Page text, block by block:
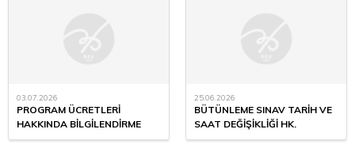
03.07.2026
PROGRAM ÜCRETLERİ
HAKKINDA BİLGİLENDİRME
25.06.2026
BÜTÜNLEME SINAV TARİH VE
SAAT DEĞİŞİKLİĞİ HK.